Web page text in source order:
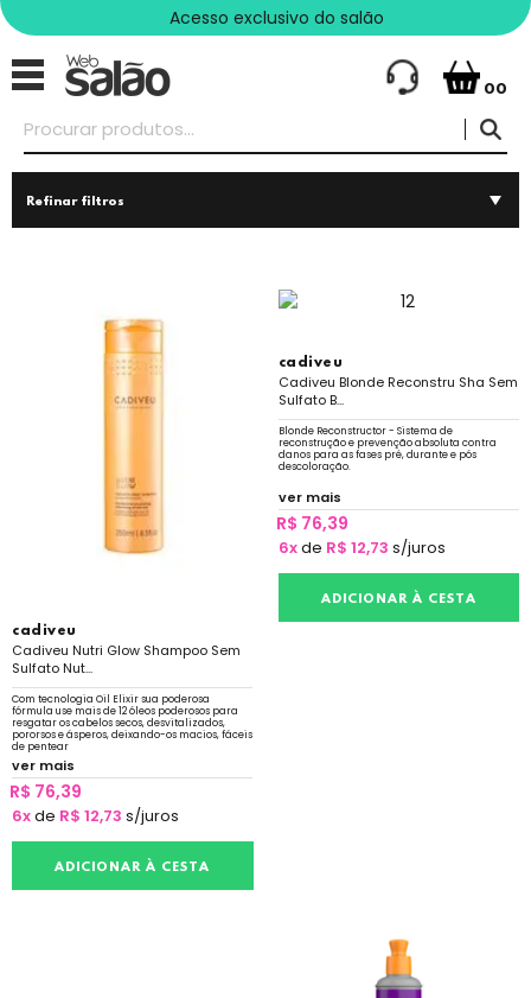
Acesso exclusivo do salão
00
Refinar filtros
cadiveu
Cadiveu Nutri Glow Shampoo Sem
Sulfato Nut...
Com tecnologia Oil Elixir sua poderosa
fórmula use mais de 12 óleos poderosos para
resgatar os cabelos secos, desvitalizados,
pororsos e ásperos, deixando-os macios, fáceis
de pentear
ver mais
R$ 76,39
6xde R$ 12,73 s/juros
ADICIONAR À CESTA
cadiveu
Cadiveu Blonde Reconstru Sha Sem
Sulfato B...
Blonde Reconstructor - Sistema de
reconstrução e prevenção absoluta contra
danos para as fases pré, durante e pós
descoloração.
ver mais
R$ 76,39
6xde R$ 12,73 s/juros
ADICIONAR À CESTA